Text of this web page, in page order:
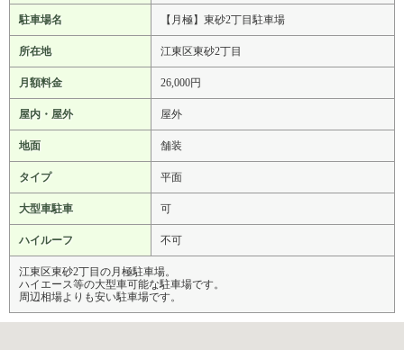
駐車場名 【月極】東砂2丁目駐車場
所在地 江東区東砂2丁目
月額料金 26,000円
屋内・屋外 屋外
地面 舗装
タイプ 平面
大型車駐車 可
ハイルーフ 不可
江東区東砂2丁目の月極駐車場。
ハイエース等の大型車可能な駐車場です。
周辺相場よりも安い駐車場です。